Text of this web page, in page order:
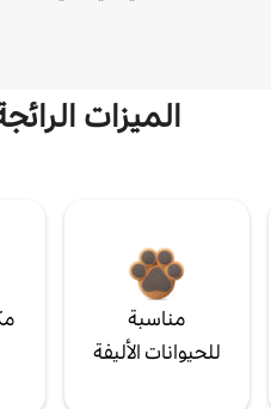
الميزات
مناسبة
للحيوانات الأليفة